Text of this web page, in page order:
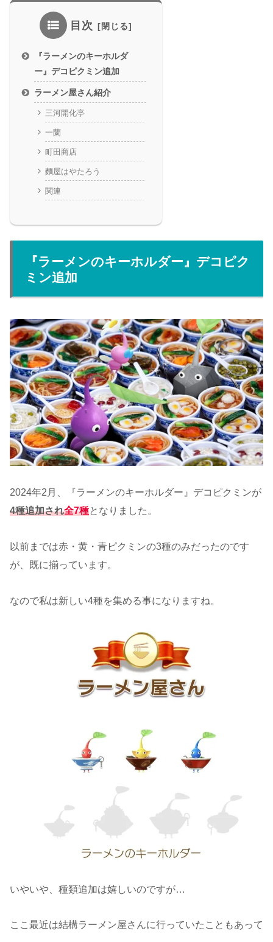
目次
『ラーメンのキーホルダ
ー』デコピクミン追加
ラーメン屋さん紹介
三河開化亭
一蘭
町田商店
麵屋はやたろう
関連
『ラーメンのキーホルダー』デコピク
ミン追加
2024年2月、『ラーメンのキーホルダー』デコピクミンが
4種追加され全7種となりました。
以前までは赤・黄・青ピクミンの3種のみだったのです
が、既に揃っています。
なので私は新しい4種を集める事になりますね。
いやいや、種類追加は嬉しいのですが…
ここ最近は結構ラーメン屋さんに行っていたこともあって